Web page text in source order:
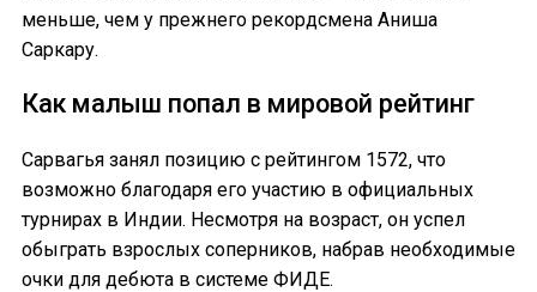
меньше, чем у прежнего рекордсмена Аниша
Саркару.
Как малыш попал в мировой рейтинг
Сарвагья занял позицию с рейтингом 1572, что
возможно благодаря его участию в официальных
турнирах в Индии. Несмотря на возраст, он успел
обыграть взрослых соперников, набрав необходимые
очки для дебюта в системе ФИДЕ.